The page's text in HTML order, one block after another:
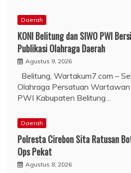
Daerah
KONI Belitung dan SIWO PWI
Publikasi Olahraga Daerah
Agustus 9, 2026
Belitung, Wartakum7.com –
Olahraga Persatuan
PWI Kabupaten Belitung…
Daerah
Polresta Cirebon Sita Ratusan
Ops Pekat
Agustus 8, 2026